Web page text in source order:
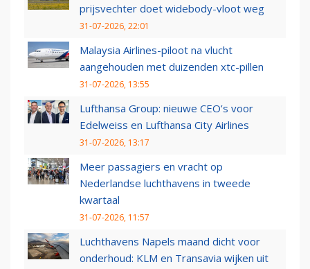
prijsvechter doet widebody-vloot weg
31-07-2026, 22:01
Malaysia Airlines-piloot na vlucht
aangehouden met duizenden xtc-pillen
31-07-2026, 13:55
Lufthansa Group: nieuwe CEO’s voor
Edelweiss en Lufthansa City Airlines
31-07-2026, 13:17
Meer passagiers en vracht op
Nederlandse luchthavens in tweede
kwartaal
31-07-2026, 11:57
Luchthavens Napels maand dicht voor
onderhoud: KLM en Transavia wijken uit